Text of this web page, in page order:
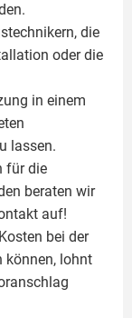
die
oder die
in einem
lassen.
für die
beraten wir
auf!
bei der
können, lohnt